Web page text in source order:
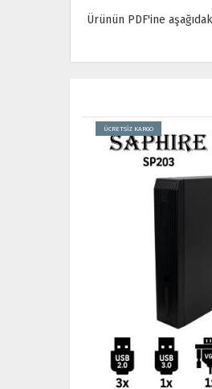
Ürünün PDF'ine
ÜCRETSİZ KARGO